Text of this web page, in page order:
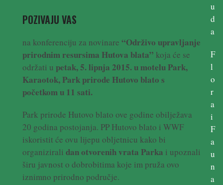
POZIVAJU VAS
na konferenciju za novinare “Održivo upravljanje
prirodnim resursima Hutova blata” koja će se
održati u petak, 5. lipnja 2015. u motelu Park,
Karaotok, Park prirode Hutovo blato s
početkom u 11 sati.
Park prirode Hutovo blato ove godine obilježava
20 godina postojanja. PP Hutovo blato i WWF
iskoristit će ovu lijepu obljetnicu kako bi
organizirali dan otvorenih vrata Parka i upoznali
širu javnost o dobrobitima koje im pruža ovo
iznimno prirodno područje.
u
d
a
F
l
o
r
a
i
F
a
u
n
a